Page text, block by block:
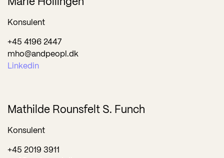
Marie Hollingen
Konsulent
+45 4196 2447
mho@andpeopl.dk
Linkedin
Mathilde Rounsfelt S. Funch
Konsulent
+45 2019 3911